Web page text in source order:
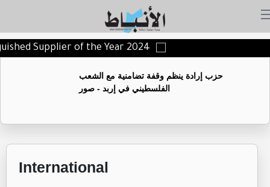
Supplier of the Year 2024
حزب إرادة ينظم وقفة تضامنية مع الشعب
الفلسطيني في إربد - صور
International